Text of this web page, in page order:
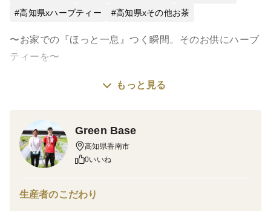
高知県xハーブティー
高知県xその他お茶
〜お家での『ほっと一息』つく瞬間。そのお供にハーブ
ティーを〜
「のいちあじさい街道」で有名な野市町西佐古にある
活用し、とってもさわやかな香りのハーブを育てていま
す。
農薬をできるだけ使用せず、野生に近い状態で育てられ
に手摘み収穫し、丁寧に乾燥させることで、香り豊かな
もっと見る
Green Base
高知県香南市
0いいね
生産者のこだわり